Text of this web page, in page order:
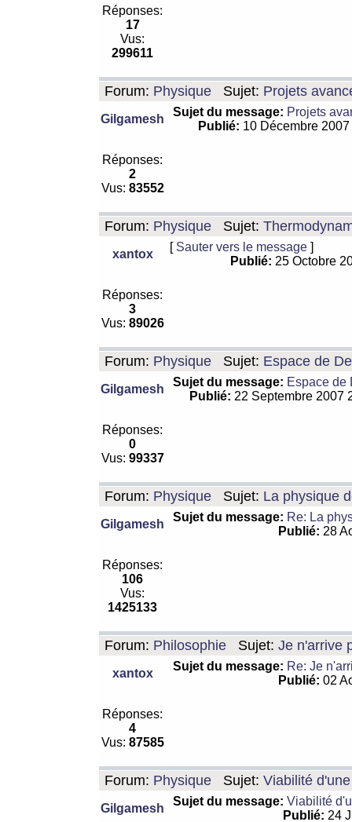
Réponses:
17
Vus:
299611
Forum: Physique Sujet: Projets
Gilgamesh
Sujet du message: Projets
Publié: 10 Décembre
Réponses:
2
Vus: 83552
Forum: Physique Sujet:
xantox
[ Sauter vers le message ]
Publié: 25 Octobre
Réponses:
3
Vus: 89026
Forum: Physique Sujet: Espace de
Gilgamesh
Sujet du message: Espace de
Publié: 22 Septembre 2007
Réponses:
0
Vus: 99337
Forum: Physique Sujet: La physique
Gilgamesh
Sujet du message: Re: La
Publié: 28
Réponses:
106
Vus:
1425133
Forum: Philosophie Sujet: Je n'arrive
xantox
Sujet du message: Re: Je
Publié: 02
Réponses:
4
Vus: 87585
Forum: Physique Sujet: Viabilité
Gilgamesh
Sujet du message: Viabilité
Publié: 24